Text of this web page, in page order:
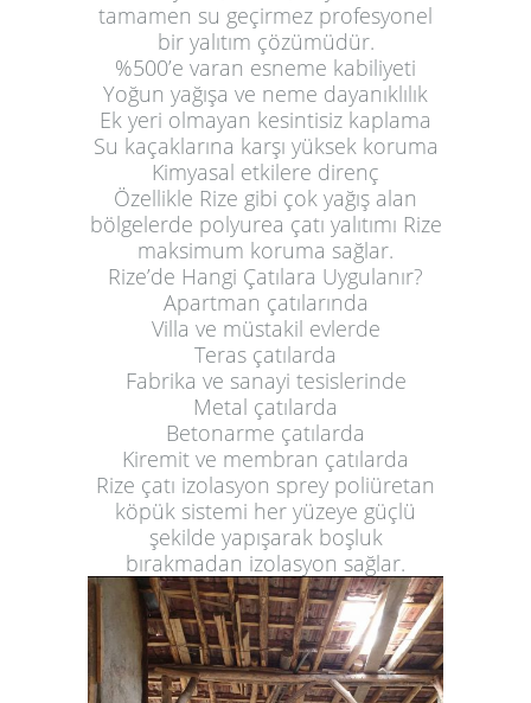
tamamen su geçirmez profesyonel
bir yalıtım çözümüdür.
%500’e varan esneme kabiliyeti
Yoğun yağışa ve neme dayanıklılık
Ek yeri olmayan kesintisiz kaplama
Su kaçaklarına karşı yüksek koruma
Kimyasal etkilere direnç
Özellikle Rize gibi çok yağış alan
bölgelerde polyurea çatı yalıtımı Rize
maksimum koruma sağlar.
Rize’de Hangi Çatılara Uygulanır?
Apartman çatılarında
Villa ve müstakil evlerde
Teras çatılarda
Fabrika ve sanayi tesislerinde
Metal çatılarda
Betonarme çatılarda
Kiremit ve membran çatılarda
Rize çatı izolasyon sprey poliüretan
köpük sistemi her yüzeye güçlü
şekilde yapışarak boşluk
bırakmadan izolasyon sağlar.